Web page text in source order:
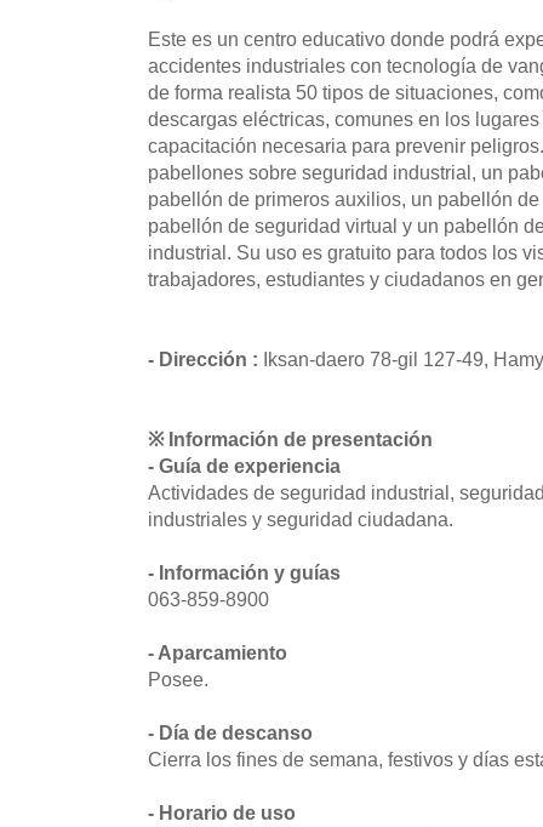
Este es un centro educativo donde podrá
accidentes industriales con tecnología de
de forma realista 50 tipos de situaciones,
descargas eléctricas, comunes en los
capacitación necesaria para prevenir
pabellones sobre seguridad industrial, un
pabellón de primeros auxilios, un pabellón
pabellón de seguridad virtual y un pabellón
industrial. Su uso es gratuito para todos los
trabajadores, estudiantes y ciudadanos en
- Dirección : Iksan-daero 78-gil 127-49,
※ Información de presentación
- Guía de experiencia
Actividades de seguridad industrial,
industriales y seguridad ciudadana.
- Información y guías
063-859-8900
- Aparcamiento
Posee.
- Día de descanso
Cierra los fines de semana, festivos y días
- Horario de uso